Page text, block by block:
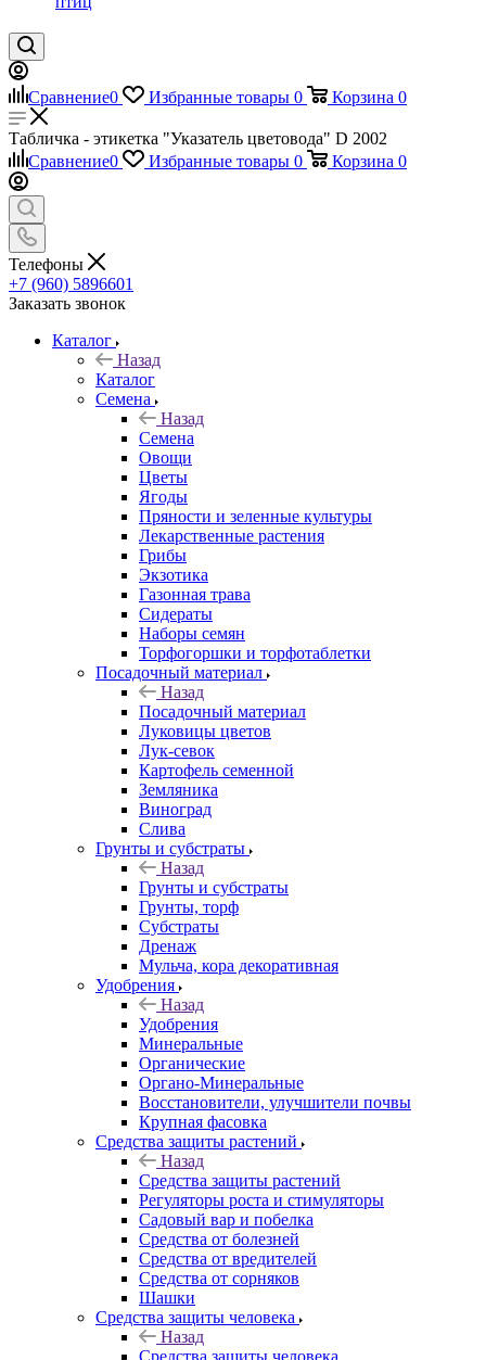
Сравнение0 Избранные товары 0 Корзина 0
Табличка - этикетка "Указатель цветовода" D 2002
Сравнение0 Избранные товары 0 Корзина 0
Телефоны
+7 (960) 5896601
Заказать звонок
Каталог
Назад
Каталог
Семена
Назад
Семена
Овощи
Цветы
Ягоды
Пряности и зеленные культуры
Лекарственные растения
Грибы
Экзотика
Газонная трава
Сидераты
Наборы семян
Торфогоршки и торфотаблетки
Посадочный материал
Назад
Посадочный материал
Луковицы цветов
Лук-севок
Картофель семенной
Земляника
Виноград
Слива
Грунты и субстраты
Назад
Грунты и субстраты
Грунты, торф
Субстраты
Дренаж
Мульча, кора декоративная
Удобрения
Назад
Удобрения
Минеральные
Органические
Органо-Минеральные
Восстановители, улучшители почвы
Крупная фасовка
Средства защиты растений
Назад
Средства защиты растений
Регуляторы роста и стимуляторы
Садовый вар и побелка
Средства от болезней
Средства от вредителей
Средства от сорняков
Шашки
Средства защиты человека
Назад
Средства защиты человека